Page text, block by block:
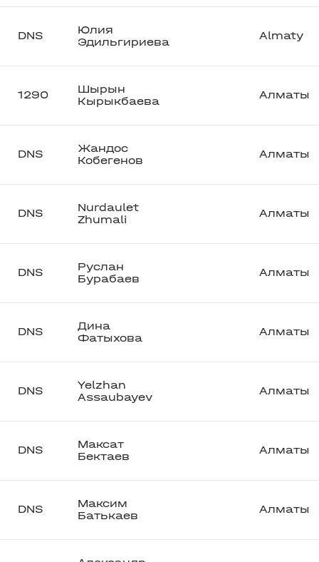
DNS
Юлия
Эдильгириева
Almaty
1290
Шырын
Кырыкбаева
Алматы
DNS
Жандос
Кобегенов
Алматы
DNS
Nurdaulet
Zhumali
Алматы
DNS
Руслан
Бурабаев
Алматы
DNS
Дина
Фатыхова
Алматы
DNS
Yelzhan
Assaubayev
Алматы
DNS
Максат
Бектаев
Алматы
DNS
Максим
Батькаев
Алматы